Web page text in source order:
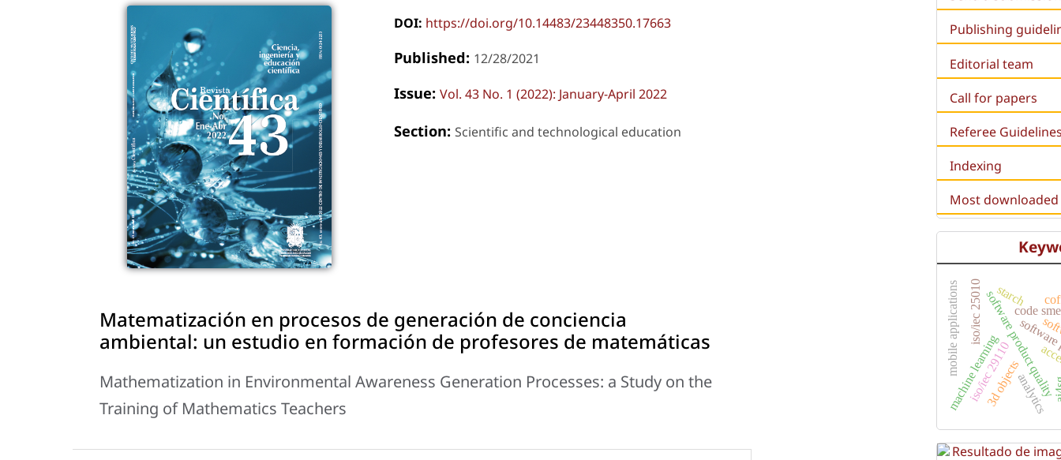
DOI: https://doi.org/10.14483/23448350.17663
Published: 12/28/2021
Issue: Vol. 43 No. 1 (2022): January-April 2022
Section: Scientific and technological education
Matematización en procesos de generación de conciencia
ambiental: un estudio en formación de profesores de matemáticas
Mathematization in Environmental Awareness Generation Processes: a Study on the
Training of Mathematics Teachers
Publishing
Editorial team
Call for papers
Referee
Indexing
Most
software product quality
iso/iec 29110
iso/iec 25010 code
machine learning
mobile applications
3d objects
starch
analytics